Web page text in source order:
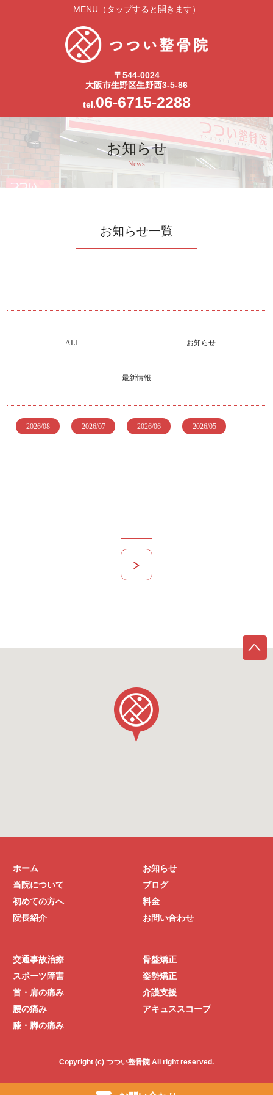
〒544-0024
大阪市生野区生野西3-5-86
tel.06-6715-2288
MENU（タップすると開きます）
お知らせ
News
お知らせ一覧
ALL お知らせ
最新情報
2026/08 2026/07 2026/06 2026/05
ホーム
当院について
初めての方へ
院長紹介
お知らせ
ブログ
料金
お問い合わせ
交通事故治療
スポーツ障害
首・肩の痛み
腰の痛み
膝・脚の痛み
骨盤矯正
姿勢矯正
介護支援
アキュススコープ
Copyright (c) つつい整骨院 All right reserved.